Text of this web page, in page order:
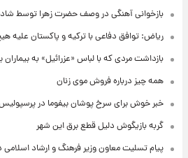
بازخوانی آهنگی در وصف حضرت زهرا توسط
ریاض: توافق دفاعی با ترکیه و پاکستان
بازداشت مردی که با لباس «عزرائیل» به
همه چیز درباره فروش موی زنان
خبر خوش برای سرخ پوشان بیفوما در
گربه بازیگوش دلیل قطع برق این شهر
پیام تسلیت معاون وزیر فرهنگ و ارشاد